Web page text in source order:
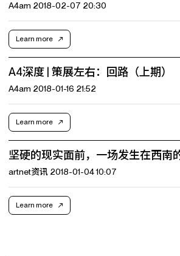
A4am 2018-02-07 20:30
Learn more
A4深度 | 策展左右：回路（上期）
A4am 2018-01-16 21:52
Learn more
坚硬的现实面前，一场发生在西南
artnet资讯 2018-01-04 10:07
Learn more